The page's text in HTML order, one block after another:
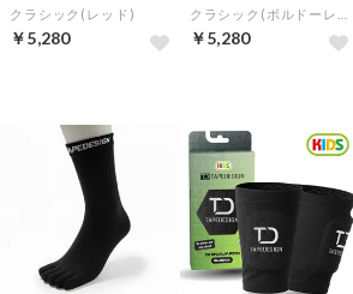
クラシック(レッド)
￥5,280 ￥5,280